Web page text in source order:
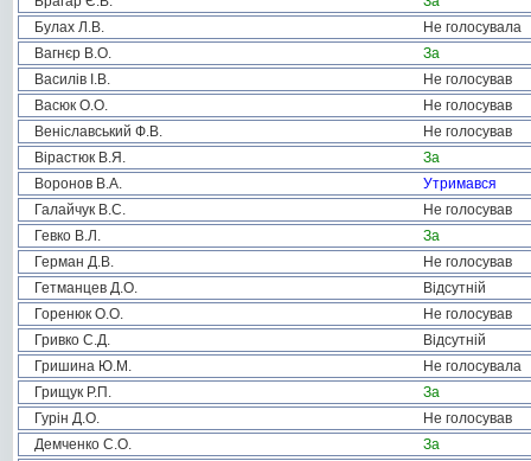
Булах Л.В.
Не голосувала
Вагнєр В.О.
За
Василів І.В.
Не голосував
Васюк О.О.
Не голосував
Веніславський Ф.В.
Не голосував
Вірастюк В.Я.
За
Воронов В.А.
Утримався
Галайчук В.С.
Не голосував
Гевко В.Л.
За
Герман Д.В.
Не голосував
Гетманцев Д.О.
Відсутній
Горенюк О.О.
Не голосував
Гривко С.Д.
Відсутній
Гришина Ю.М.
Не голосувала
Грищук Р.П.
За
Гурін Д.О.
Не голосував
Демченко С.О.
За